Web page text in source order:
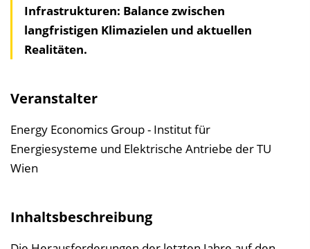
r
h
Infrastrukturen: Balance zwischen
langfristigen Klimazielen und aktuellen
Realitäten.
Veranstalter
Energy Economics Group - Institut für
Energiesysteme und Elektrische Antriebe der TU
Wien
Inhaltsbeschreibung